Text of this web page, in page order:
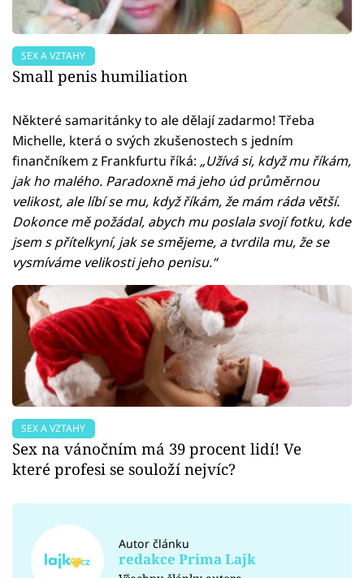
SEX A VZTAHY
Small penis humiliation
Některé samaritánky to ale dělají zadarmo! Třeba
Michelle, která o svých zkušenostech s jedním
finančníkem z Frankfurtu říká: „Užívá si, když mu říkám,
jak ho malého. Paradoxně má jeho úd průměrnou
velikost, ale líbí se mu, když říkám, že mám ráda větší.
Dokonce mě požádal, abych mu poslala svojí fotku, kde
jsem s přítelkyní, jak se smějeme, a tvrdila mu, že se
vysmíváme velikosti jeho penisu.“
SEX A VZTAHY
Sex na vánočním má 39 procent lidí! Ve
které profesi se souloží nejvíc?
Autor článku
redakce Prima Lajk